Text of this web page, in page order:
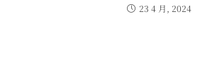
23 4 月, 2024